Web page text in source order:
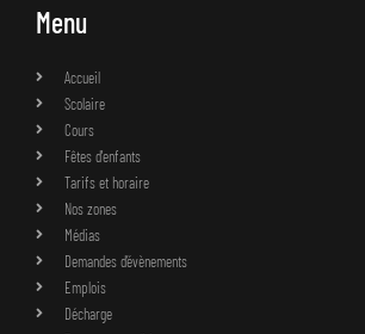
Menu
Accueil
Scolaire
Cours
Fêtes d'enfants
Tarifs et horaire
Nos zones
Médias
Demandes d’évènements
Emplois
Décharge